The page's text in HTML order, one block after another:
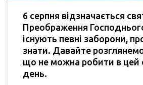
6 серпня відзначається
Преображення
існують певні заборони,
знати. Давайте
що не можна робити в цей
день.